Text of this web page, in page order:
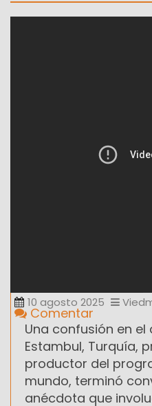
10 agosto 2025
Comentar
Una confusión en
Estambul, Turquía,
productor del
mundo, terminó
anécdota que